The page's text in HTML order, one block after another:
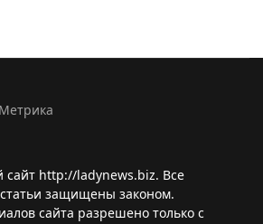
сайт http://ladynews.biz. Все
защищены законом.
сайта разрешено только с